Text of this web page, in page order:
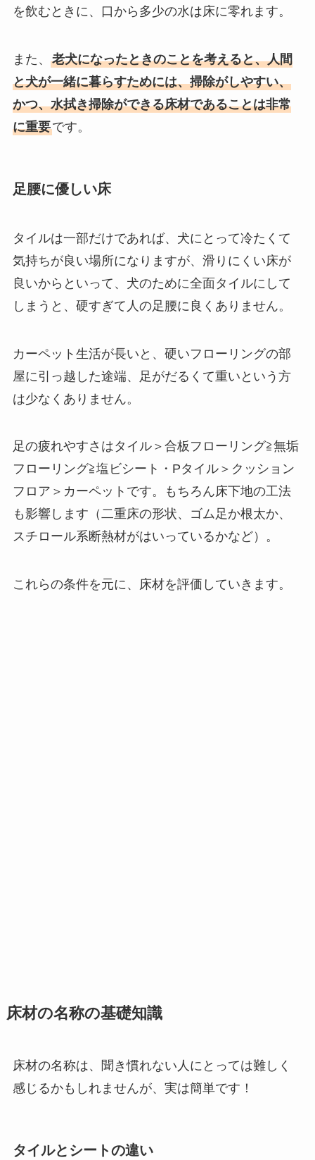
を飲むときに、口から多少の水は床に零れます。
また、 老犬になったときのことを考えると、人間
と犬が一緒に暮らすためには、掃除がしやすい、
かつ、水拭き掃除ができる床材であることは非常
に重要です。
足腰に優しい床
タイルは一部だけであれば、犬にとって冷たくて
気持ちが良い場所になりますが、滑りにくい床が
良いからといって、犬のために全面タイルにして
しまうと、硬すぎて人の足腰に良くありません。
カーペット生活が長いと、硬いフローリングの部
屋に引っ越した途端、足がだるくて重いという方
は少なくありません。
足の疲れやすさはタイル＞合板フローリング≧無垢
フローリング≧塩ビシート・Pタイル＞クッション
フロア＞カーペットです。もちろん床下地の工法
も影響します（二重床の形状、ゴム足か根太か、
スチロール系断熱材がはいっているかなど）。
これらの条件を元に、床材を評価していきます。
床材の名称の基礎知識
床材の名称は、聞き慣れない人にとっては難しく
感じるかもしれませんが、実は簡単です！
タイルとシートの違い